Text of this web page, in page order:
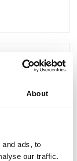
About
ads, to
our traffic.
LED 800 25M